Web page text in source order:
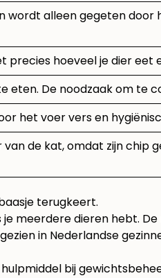
wordt alleen gegeten
hoeveel je dier eet
eten. De noodzaak om te
het voer vers en
de kat, omdat zijn chip
terugkeert.
meerdere dieren hebt.
in Nederlandse
bij